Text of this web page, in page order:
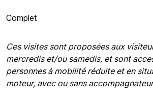
Complet
Ces visites sont proposées aux
mercredis et/ou samedis, et sont
personnes à mobilité réduite et en
moteur, avec ou sans